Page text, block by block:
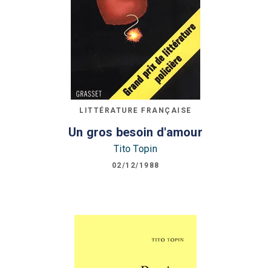
LITTÉRATURE FRANÇAISE
Un gros besoin d'amour
Tito Topin
02/12/1988